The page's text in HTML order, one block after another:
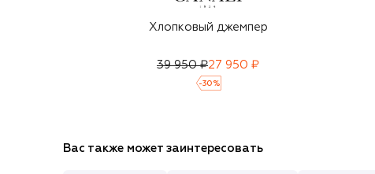
Хлопковый джемпер
39 950 ₽27 950 ₽
-30 %
Вас также может заинтересовать